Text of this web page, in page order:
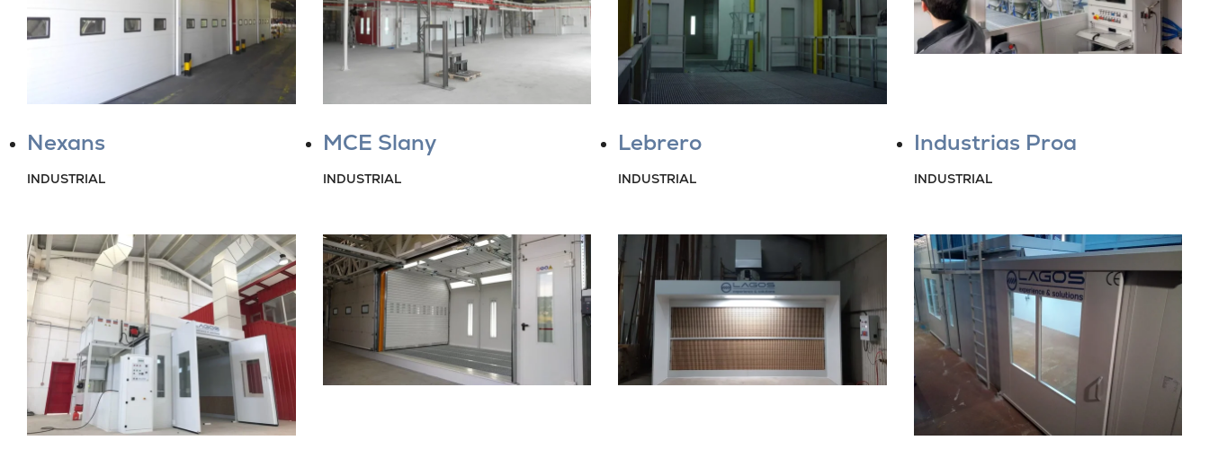
Nexans
INDUSTRIAL
MCE Slany
INDUSTRIAL
Lebrero
INDUSTRIAL
Industrias Proa
INDUSTRIAL